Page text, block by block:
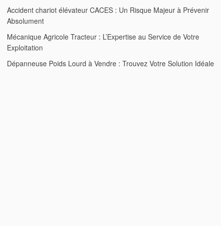
Accident chariot élévateur CACES : Un Risque Majeur à Prévenir
Absolument
Mécanique Agricole Tracteur : L’Expertise au Service de Votre
Exploitation
Dépanneuse Poids Lourd à Vendre : Trouvez Votre Solution Idéale